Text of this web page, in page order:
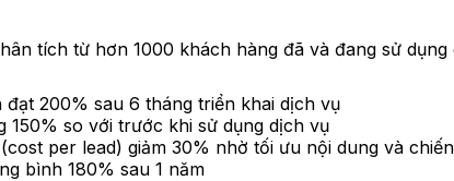
tích từ hơn 1000 khách hàng đã và đang sử
200% sau 6 tháng triển khai dịch vụ
150% so với trước khi sử dụng dịch vụ
per lead) giảm 30% nhờ tối ưu nội dung và
bình 180% sau 1 năm